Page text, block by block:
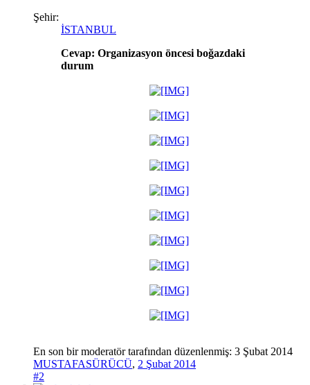
Şehir:
İSTANBUL
Cevap: Organizasyon öncesi boğazdaki
durum
En son bir moderatör tarafından düzenlenmiş: 3 Şubat 2014
MUSTAFASÜRÜCÜ, 2 Şubat 2014
#2